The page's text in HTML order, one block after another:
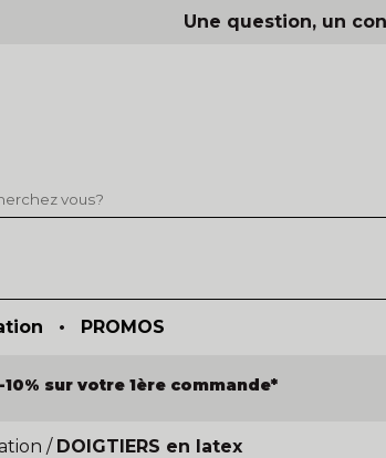
Une question, un
• PROMOS
-10% sur votre 1ère commande*
/ DOIGTIERS en latex